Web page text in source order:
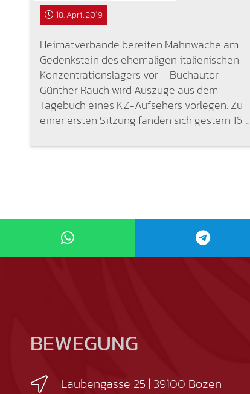
18. April 2019
Heimatverbände bereiten Mahnwache am
Gedenkstein des ehemaligen italienischen
Konzentrationslagers vor – Buchautor
Günther Rauch wird Auszüge aus dem
Tagebuch eines KZ-Aufsehers vorlegen. Zu
einer ersten Sitzung fanden sich gestern 16.…
BEWEGUNG
Laubengasse 25 | 39100 Bozen